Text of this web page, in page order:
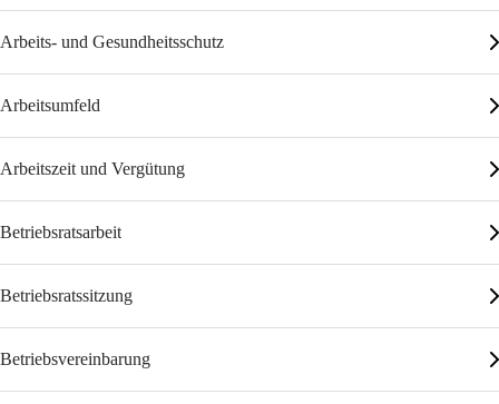
Arbeits- und Gesundheitsschutz
Arbeitsumfeld
Arbeitszeit und Vergütung
Betriebsratsarbeit
Betriebsratssitzung
Betriebsvereinbarung